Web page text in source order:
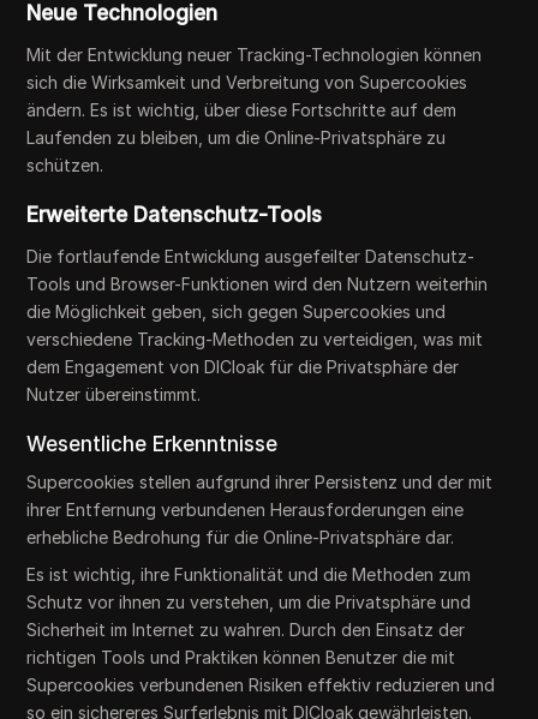
Neue Technologien
Mit der Entwicklung neuer Tracking-Technologien können
sich die Wirksamkeit und Verbreitung von Supercookies
ändern. Es ist wichtig, über diese Fortschritte auf dem
Laufenden zu bleiben, um die Online-Privatsphäre zu
schützen.
Erweiterte Datenschutz-Tools
Die fortlaufende Entwicklung ausgefeilter Datenschutz-
Tools und Browser-Funktionen wird den Nutzern weiterhin
die Möglichkeit geben, sich gegen Supercookies und
verschiedene Tracking-Methoden zu verteidigen, was mit
dem Engagement von DICloak für die Privatsphäre der
Nutzer übereinstimmt.
Wesentliche Erkenntnisse
Supercookies stellen aufgrund ihrer Persistenz und der mit
ihrer Entfernung verbundenen Herausforderungen eine
erhebliche Bedrohung für die Online-Privatsphäre dar.
Es ist wichtig, ihre Funktionalität und die Methoden zum
Schutz vor ihnen zu verstehen, um die Privatsphäre und
Sicherheit im Internet zu wahren. Durch den Einsatz der
richtigen Tools und Praktiken können Benutzer die mit
Supercookies verbundenen Risiken effektiv reduzieren und
so ein sichereres Surferlebnis mit DICloak gewährleisten.